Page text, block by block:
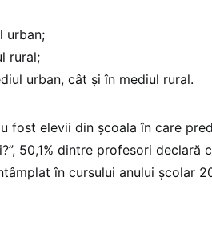
urban;
rural;
urban, cât și în mediul rural.
fost elevii din școala în care
50,1% dintre profesori declară
în cursului anului școlar